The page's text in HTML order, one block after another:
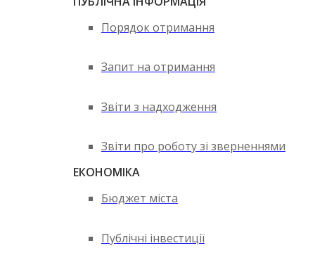
Порядок отримання
Запит на отримання
Звіти з надходження
Звіти про роботу зі зверненнями
ЕКОНОМІКА
Бюджет міста
Публічні інвестиції